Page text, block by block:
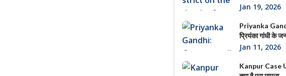
Jan 19, 2026
Priyanka
प्रियंका गांधी के
Jan 11, 2026
Kanpur Case